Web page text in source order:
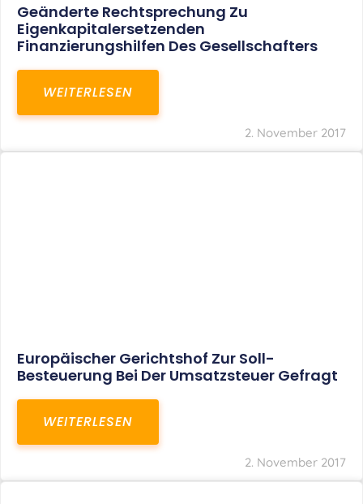
Geänderte Rechtsprechung Zu
Eigenkapitalersetzenden
Finanzierungshilfen Des Gesellschafters
WEITERLESEN
2. November 2017
Europäischer Gerichtshof Zur Soll-
Besteuerung Bei Der Umsatzsteuer Gefragt
WEITERLESEN
2. November 2017